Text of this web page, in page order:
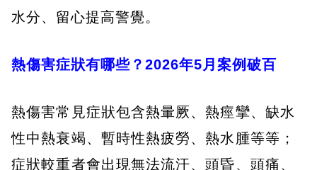
水分、留心提高警覺。
熱傷害症狀有哪些？2026年5月案例破百
熱傷害常見症狀包含熱暈厥、熱痙攣、缺水
性中熱衰竭、暫時性熱疲勞、熱水腫等等；
症狀較重者會出現無法流汗、頭昏、頭痛、